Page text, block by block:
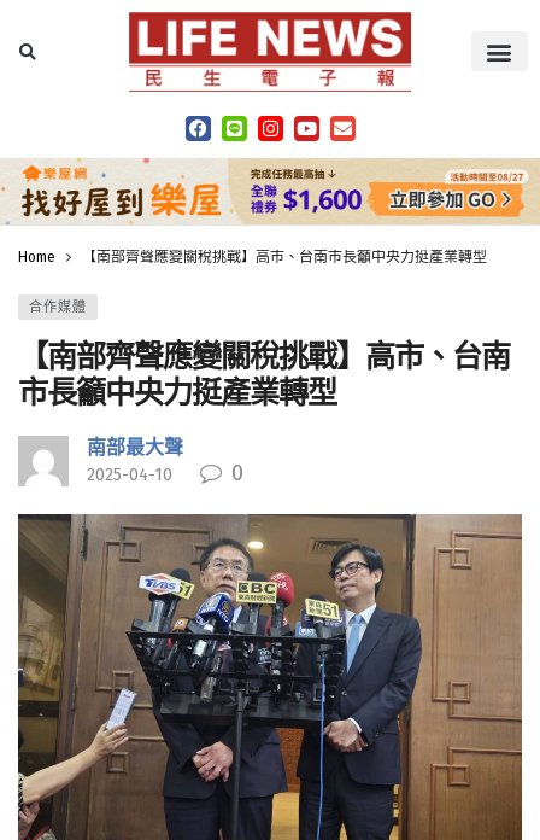
Home 【南部齊聲應變關稅挑戰】高市、台南市長籲中央力挺產業轉型
合作媒體
【南部齊聲應變關稅挑戰】高市、台南
市長籲中央力挺產業轉型
南部最大聲
2025-04-10 0